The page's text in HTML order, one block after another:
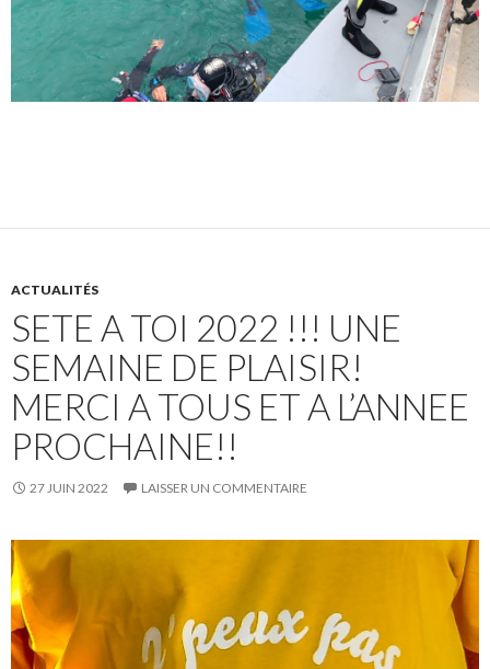
ACTUALITÉS
SETE A TOI 2022 !!! UNE
SEMAINE DE PLAISIR!
MERCI A TOUS ET A L’ANNEE
PROCHAINE!!
27 JUIN 2022 LAISSER UN COMMENTAIRE